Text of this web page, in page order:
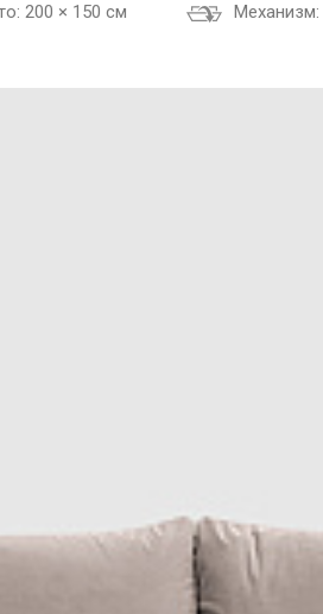
200 × 150 см Механизм: